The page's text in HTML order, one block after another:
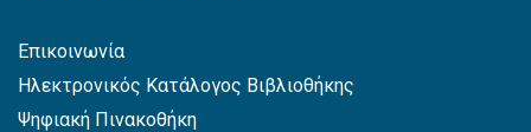
Επικοινωνία
Ηλεκτρονικός Κατάλογος Βιβλιοθήκης
Ψηφιακή Πινακοθήκη